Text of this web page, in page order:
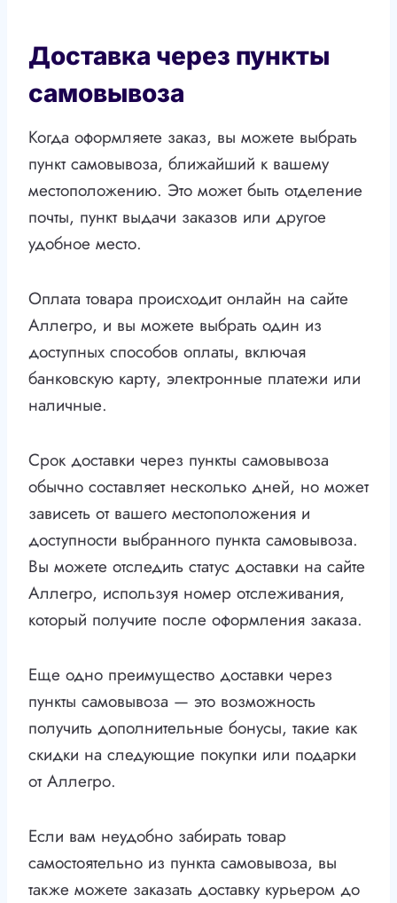
Доставка через пункты
самовывоза
Когда оформляете заказ, вы можете выбрать
пункт самовывоза, ближайший к вашему
местоположению. Это может быть отделение
почты, пункт выдачи заказов или другое
удобное место.
Оплата товара происходит онлайн на сайте
Аллегро, и вы можете выбрать один из
доступных способов оплаты, включая
банковскую карту, электронные платежи или
наличные.
Срок доставки через пункты самовывоза
обычно составляет несколько дней, но может
зависеть от вашего местоположения и
доступности выбранного пункта самовывоза.
Вы можете отследить статус доставки на сайте
Аллегро, используя номер отслеживания,
который получите после оформления заказа.
Еще одно преимущество доставки через
пункты самовывоза — это возможность
получить дополнительные бонусы, такие как
скидки на следующие покупки или подарки
от Аллегро.
Если вам неудобно забирать товар
самостоятельно из пункта самовывоза, вы
также можете заказать доставку курьером до